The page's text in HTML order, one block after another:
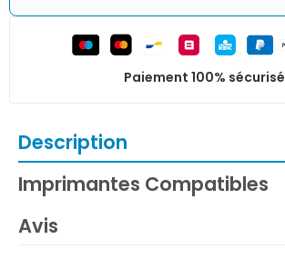
Paiement 100% sécurisé
Description
Imprimantes Compatibles
Avis